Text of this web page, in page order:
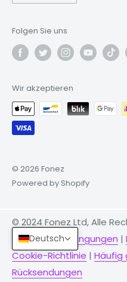
Folgen Sie uns
Wir akzeptieren
© 2026 Fonez
Powered by Shopify
© 2024 Fonez Ltd, Alle
Geschäftsbedingungen |
Cookie-Richtlinie | Häufig
Rücksendungen
Deutsch